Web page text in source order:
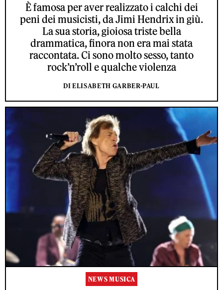
È famosa per aver realizzato i calchi dei
peni dei musicisti, da Jimi Hendrix in giù.
La sua storia, gioiosa triste bella
drammatica, finora non era mai stata
raccontata. Ci sono molto sesso, tanto
rock’n’roll e qualche violenza
DI ELISABETH GARBER-PAUL
NEWS MUSICA